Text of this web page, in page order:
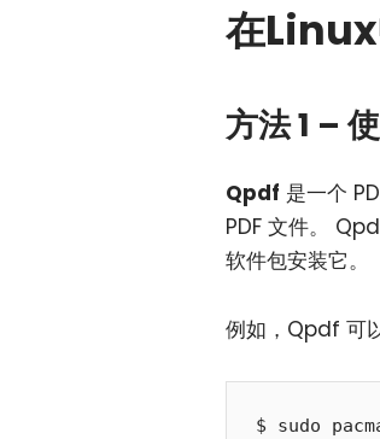
在Linux
方法 1 –
Qpdf 是一个
PDF 文件。
软件包安装它。
例如，Qpdf 可
$ sudo